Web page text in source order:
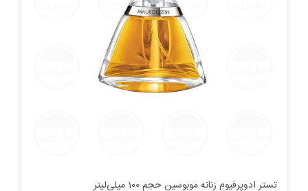
تستر ادوپرفیوم زنانه موبوسین حجم 100 میلی‌لیتر